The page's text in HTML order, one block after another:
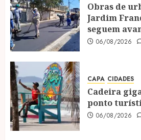
Obras de
Jardim
seguem
06/08/2026
CAPA CIDADES
Cadeira
ponto
06/08/2026